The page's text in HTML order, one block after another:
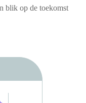
blik op de toekomst